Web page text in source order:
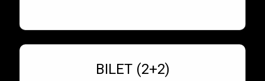
Bilet numer 3
Typ
BILET (2+2)